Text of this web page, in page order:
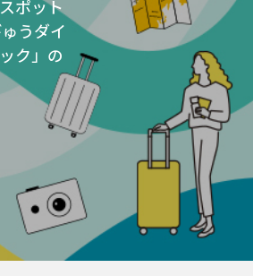
ポット
うダイ
ク」の